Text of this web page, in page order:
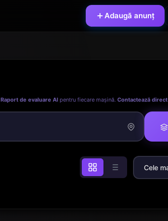
Adaugă anunț
Raport de evaluare AI pentru fiecare mașină. Contactează direct